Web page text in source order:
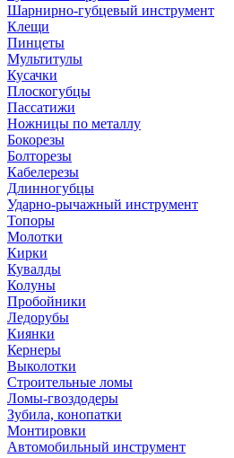
Шарнирно-губцевый инструмент
Клещи
Пинцеты
Мультитулы
Кусачки
Плоскогубцы
Пассатижи
Ножницы по металлу
Бокорезы
Болторезы
Кабелерезы
Длинногубцы
Ударно-рычажный инструмент
Топоры
Молотки
Кирки
Кувалды
Колуны
Пробойники
Ледорубы
Киянки
Кернеры
Выколотки
Строительные ломы
Ломы-гвоздодеры
Зубила, конопатки
Монтировки
Автомобильный инструмент